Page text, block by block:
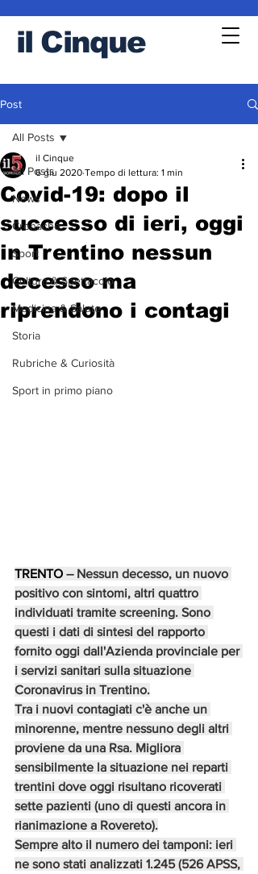
il Cinque
Post
All Posts
News
Cronache
Sport
Cultura & Spettacolo
Medicina & Salute
Storia
Rubriche & Curiosità
Sport in primo piano
All Posts
Covid-19: dopo il
successo di ieri, oggi
in Trentino nessun
decesso ma
riprendono i contagi
il Cinque
6 giu 2020 Tempo di lettura: 1 min
TRENTO – Nessun decesso, un nuovo
positivo con sintomi, altri quattro
individuati tramite screening. Sono
questi i dati di sintesi del rapporto
fornito oggi dall'Azienda provinciale per
i servizi sanitari sulla situazione
Coronavirus in Trentino.
Tra i nuovi contagiati c'è anche un
minorenne, mentre nessuno degli altri
proviene da una Rsa. Migliora
sensibilmente la situazione nei reparti
trentini dove oggi risultano ricoverati
sette pazienti (uno di questi ancora in
rianimazione a Rovereto).
Sempre alto il numero dei tamponi: ieri
ne sono stati analizzati 1.245 (526 APSS,